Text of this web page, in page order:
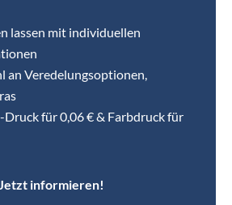
lassen mit individuellen
an Veredelungsoptionen,
für 0,06 € & Farbdruck für
informieren!